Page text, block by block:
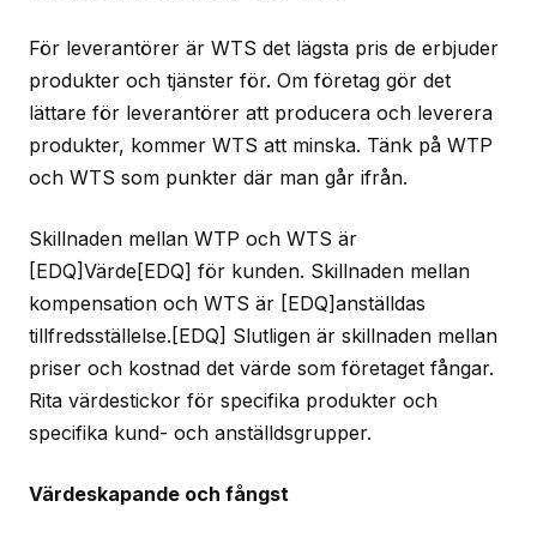
För leverantörer är WTS det lägsta pris de erbjuder
produkter och tjänster för. Om företag gör det
lättare för leverantörer att producera och leverera
produkter, kommer WTS att minska. Tänk på WTP
och WTS som punkter där man går ifrån.
Skillnaden mellan WTP och WTS är
[EDQ]Värde[EDQ] för kunden. Skillnaden mellan
kompensation och WTS är [EDQ]anställdas
tillfredsställelse.[EDQ] Slutligen är skillnaden mellan
priser och kostnad det värde som företaget fångar.
Rita värdestickor för specifika produkter och
specifika kund- och anställdsgrupper.
Värdeskapande och fångst